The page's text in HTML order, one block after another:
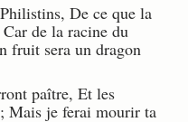
De ce que la
de la racine du
fruit sera un dragon
paître, Et les
Mais je ferai mourir ta